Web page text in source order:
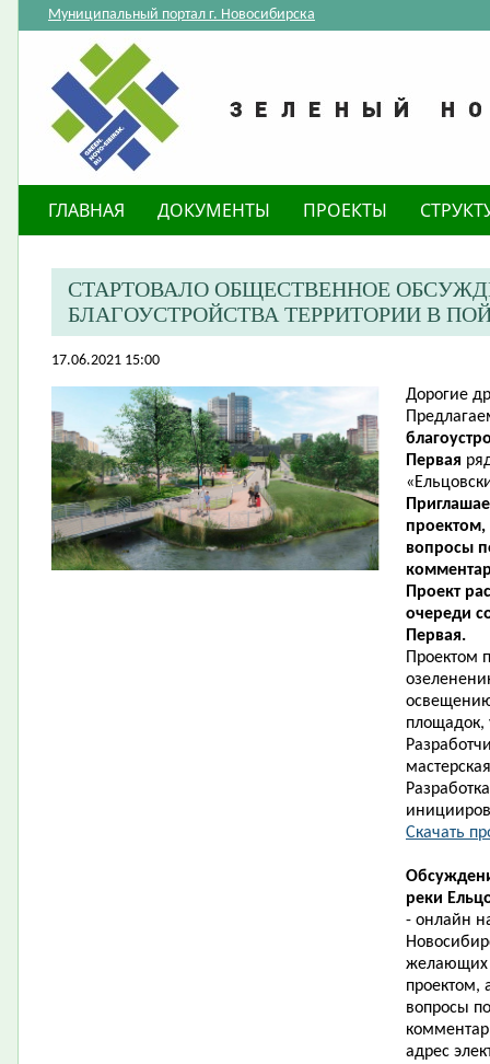
Муниципальный портал г. Новосибирска
ГЛАВНАЯ ДОКУМЕНТЫ ПРОЕКТЫ
СТАРТОВАЛО ОБЩЕСТВЕННОЕ
БЛАГОУСТРОЙСТВА ТЕРРИТОРИИ В
17.06.2021 15:00
Дорогие
Первая
проектом,
вопросы
Проект
очереди
Первая.
Проектом
площадок,
Скачать
реки
- онлайн
желающих
проектом,
вопросы
адрес